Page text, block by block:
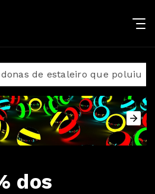
que poluiu Baía de
dos